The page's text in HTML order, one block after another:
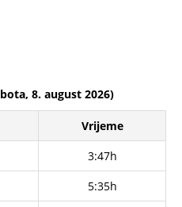
8. august 2026)
Vrijeme
3:47h
5:35h